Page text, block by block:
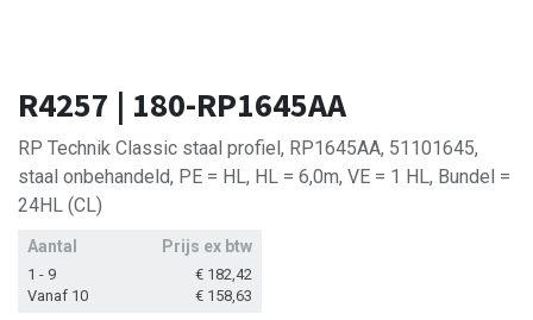
R4257 | 180-RP1645AA
RP Technik Classic staal profiel, RP1645AA, 51101645,
staal onbehandeld, PE = HL, HL = 6,0m, VE = 1 HL, Bundel =
24HL (CL)
Aantal Prijs ex btw
1 - 9 € 182,42
Vanaf 10
€ 158,63